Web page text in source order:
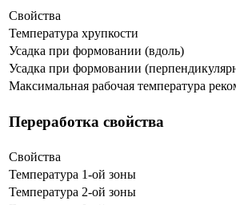
Свойства
Температура хрупкости
Усадка при формовании (вдоль)
Усадка при формовании
Максимальная рабочая температура
Переработка свойства
Свойства
Температура 1-ой зоны
Температура 2-ой зоны